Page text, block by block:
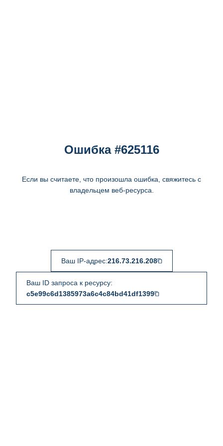
Ошибка #625116
Если вы считаете, что произошла ошибка, свяжитесь с
владельцем веб-ресурса.
Ваш IP-адрес:216.73.216.208
Ваш ID запроса к ресурсу:
c5e99c6d1385973a6c4c84bd41df1399